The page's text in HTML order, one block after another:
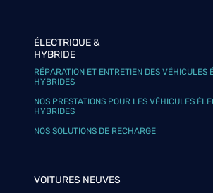
ÉLECTRIQUE &
HYBRIDE
RÉPARATION ET ENTRETIEN DES VÉHICULES
HYBRIDES
NOS PRESTATIONS POUR LES VÉHICULES
HYBRIDES
NOS SOLUTIONS DE RECHARGE
VOITURES NEUVES